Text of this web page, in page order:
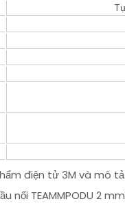
điện tử 3M và mô
nối TEAMMPODU 2